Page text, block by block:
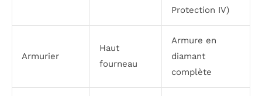
Protection IV)
Armurier
Haut
fourneau
Armure en
diamant
complète